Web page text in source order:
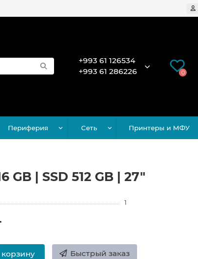
+993 61 126534
+993 61 286226
0
Периферия Сеть Принтеры и МФУ
GB | SSD 512 GB | 27"
1
Быстрый заказ